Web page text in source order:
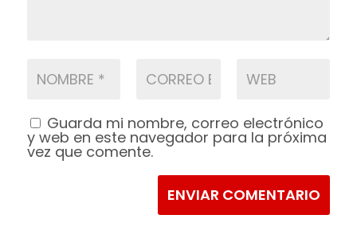
Guarda mi nombre, correo electrónico
y web en este navegador para la próxima
vez que comente.
ENVIAR COMENTARIO